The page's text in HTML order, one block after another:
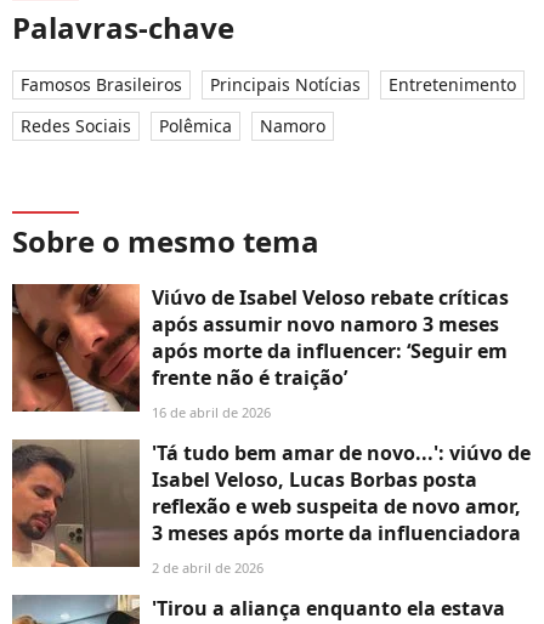
Palavras-chave
Famosos Brasileiros Principais Notícias
Entretenimento
Redes Sociais
Polêmica Namoro
Sobre o mesmo tema
Viúvo de Isabel Veloso rebate críticas
após assumir novo namoro 3 meses
após morte da influencer: ‘Seguir em
frente não é traição’
16 de abril de 2026
'Tá tudo bem amar de novo...': viúvo de
Isabel Veloso, Lucas Borbas posta
reflexão e web suspeita de novo amor,
3 meses após morte da influenciadora
2 de abril de 2026
'Tirou a aliança enquanto ela estava